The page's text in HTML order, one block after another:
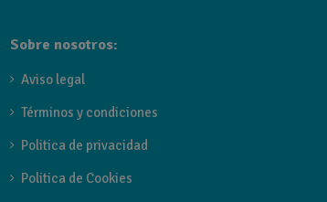
Disponible en seis acabados: cromo, negro
Sobre nosotros:
Aviso legal
Términos y condiciones
Politica de privacidad
Politica de Cookies